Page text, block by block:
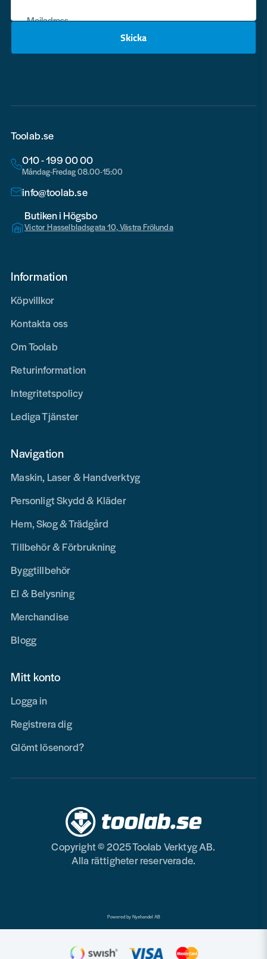
Mejladress
Skicka
Toolab.se
010 - 199 00 00
Måndag-Fredag 08.00-15:00
info@toolab.se
Butiken i Högsbo
Victor Hasselbladsgata 10, Västra Frölunda
Information
Köpvillkor
Kontakta oss
Om Toolab
Returinformation
Integritetspolicy
Lediga Tjänster
Navigation
Maskin, Laser & Handverktyg
Personligt Skydd & Kläder
Hem, Skog & Trädgård
Tillbehör & Förbrukning
Byggtillbehör
El & Belysning
Merchandise
Blogg
Mitt konto
Logga in
Registrera dig
Glömt lösenord?
Copyright © 2025 Toolab Verktyg AB.
Alla rättigheter reserverade.
Powered by Nyehandel AB